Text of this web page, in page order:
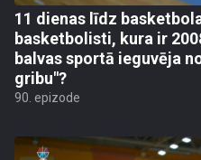
11 dienas līdz
basketbolisti, kura ir
balvas sportā ieguvēja
gribu"?
90. epizode